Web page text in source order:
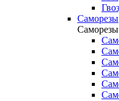
Саморезы
Саморезы